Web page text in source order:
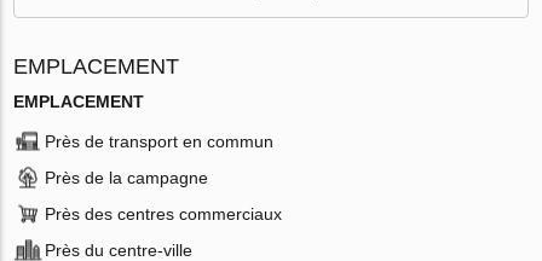
EMPLACEMENT
EMPLACEMENT
Près de transport en commun
Près de la campagne
Près des centres commerciaux
Près du centre-ville